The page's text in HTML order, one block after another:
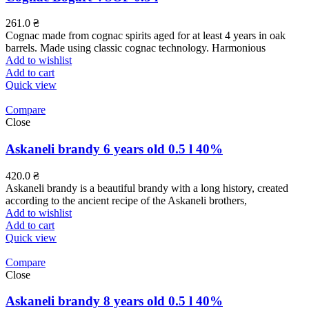
261.0 ₴
Cognac made from cognac spirits aged for at least 4 years in oak
barrels. Made using classic cognac technology. Harmonious
Add to wishlist
Add to cart
Quick view
Compare
Close
Askaneli brandy 6 years old 0.5 l 40%
420.0 ₴
Askaneli brandy is a beautiful brandy with a long history, created
according to the ancient recipe of the Askaneli brothers,
Add to wishlist
Add to cart
Quick view
Compare
Close
Askaneli brandy 8 years old 0.5 l 40%